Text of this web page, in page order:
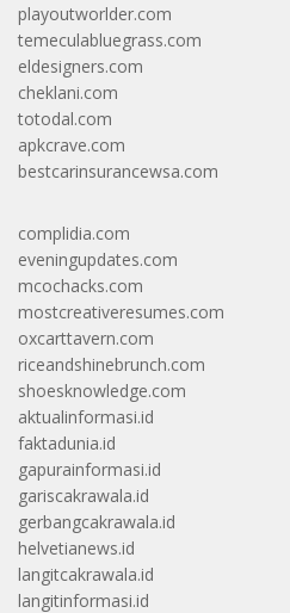
playoutworlder.com
temeculabluegrass.com
eldesigners.com
cheklani.com
totodal.com
apkcrave.com
bestcarinsurancewsa.com
complidia.com
eveningupdates.com
mcochacks.com
mostcreativeresumes.com
oxcarttavern.com
riceandshinebrunch.com
shoesknowledge.com
aktualinformasi.id
faktadunia.id
gapurainformasi.id
gariscakrawala.id
gerbangcakrawala.id
helvetianews.id
langitcakrawala.id
langitinformasi.id